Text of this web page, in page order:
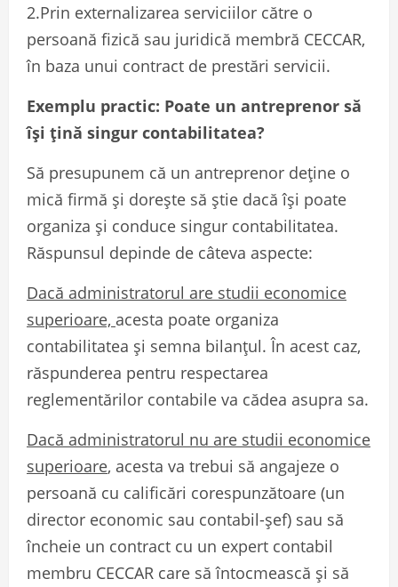
2.Prin externalizarea serviciilor către o
persoană fizică sau juridică membră CECCAR,
în baza unui contract de prestări servicii.
Exemplu practic: Poate un antreprenor să
își țină singur contabilitatea?
Să presupunem că un antreprenor deține o
mică firmă și dorește să știe dacă își poate
organiza și conduce singur contabilitatea.
Răspunsul depinde de câteva aspecte:
Dacă administratorul are studii economice
superioare, acesta poate organiza
contabilitatea și semna bilanțul. În acest caz,
răspunderea pentru respectarea
reglementărilor contabile va cădea asupra sa.
Dacă administratorul nu are studii economice
superioare, acesta va trebui să angajeze o
persoană cu calificări corespunzătoare (un
director economic sau contabil-șef) sau să
încheie un contract cu un expert contabil
membru CECCAR care să întocmească și să